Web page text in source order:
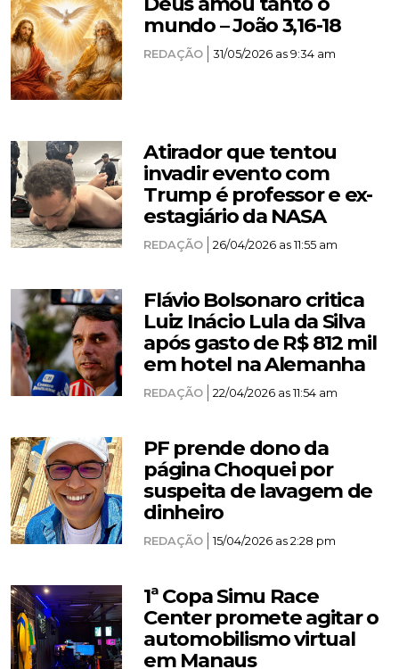
mundo – João 3,16-18
REDAÇÃO 31/05/2026 as 9:34 am
Atirador que tentou
invadir evento com
Trump é professor e ex-
estagiário da NASA
REDAÇÃO 26/04/2026 as 11:55 am
Flávio Bolsonaro critica
Luiz Inácio Lula da Silva
após gasto de R$ 812 mil
em hotel na Alemanha
REDAÇÃO 22/04/2026 as 11:54 am
PF prende dono da
página Choquei por
suspeita de lavagem de
dinheiro
REDAÇÃO 15/04/2026 as 2:28 pm
1ª Copa Simu Race
Center promete agitar o
automobilismo virtual
em Manaus